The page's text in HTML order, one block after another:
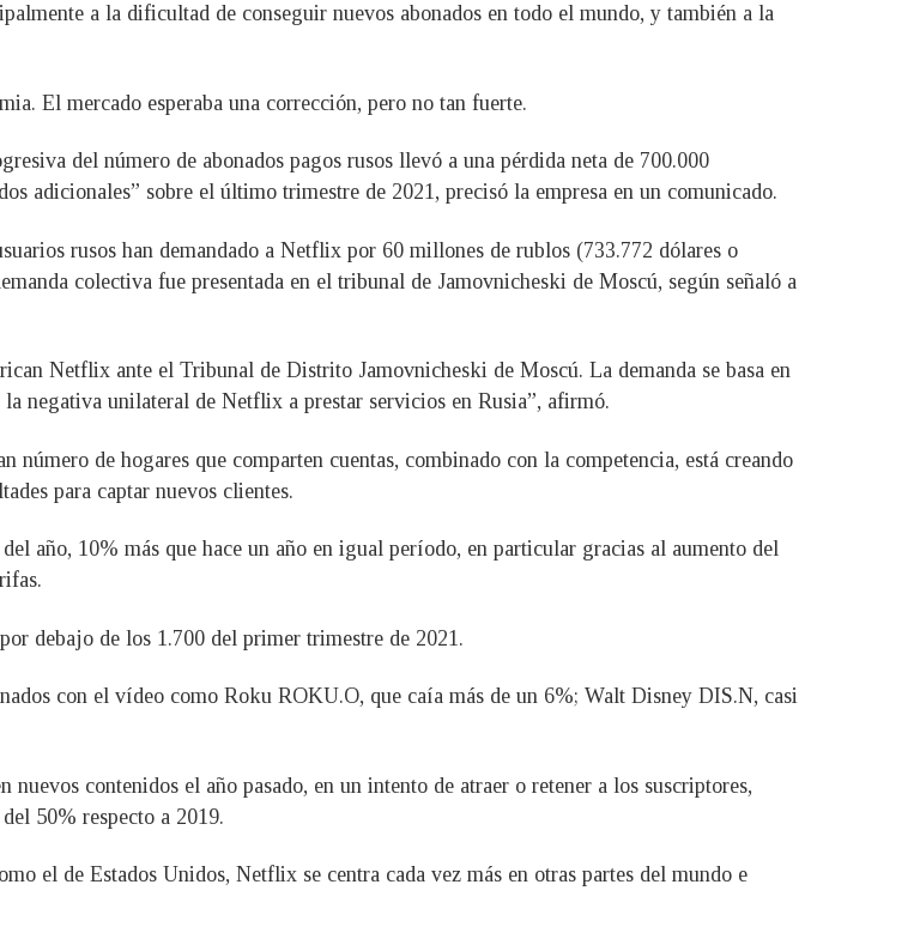
a la dificultad de conseguir nuevos abonados en todo el mundo, y también a la
El mercado esperaba una corrección, pero no tan fuerte.
del número de abonados pagos rusos llevó a una pérdida neta de 700.000
adicionales” sobre el último trimestre de 2021, precisó la empresa en un comunicado.
rusos han demandado a Netflix por 60 millones de rublos (733.772 dólares o
colectiva fue presentada en el tribunal de Jamovnicheski de Moscú, según señaló a
Netflix ante el Tribunal de Distrito Jamovnicheski de Moscú. La demanda se basa en
negativa unilateral de Netflix a prestar servicios en Rusia”, afirmó.
de hogares que comparten cuentas, combinado con la competencia, está creando
para captar nuevos clientes.
año, 10% más que hace un año en igual período, en particular gracias al aumento del
debajo de los 1.700 del primer trimestre de 2021.
con el vídeo como Roku ROKU.O, que caía más de un 6%; Walt Disney DIS.N, casi
contenidos el año pasado, en un intento de atraer o retener a los suscriptores,
50% respecto a 2019.
el de Estados Unidos, Netflix se centra cada vez más en otras partes del mundo e